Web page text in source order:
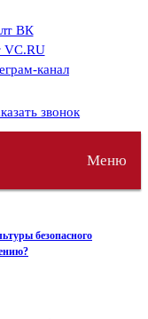
звонок
Меню
безопасного